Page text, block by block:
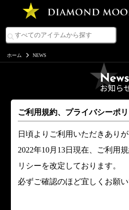
ホーム NEWS
News
お知ら
ご利用規約、プライバシーポ
日頃よりご利用いただきあり
2022年10月13日現在、ご利用
リシーを改定しております。
必ずご確認のほど宜しくお願い